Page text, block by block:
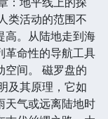
类活动的范围不
高。从陆地走到海
革命性的导航工具
空间。 磁罗盘的
及其原理，它如
天气或远离陆地时